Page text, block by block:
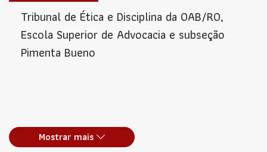
Tribunal de Ética e Disciplina da OAB/RO,
Escola Superior de Advocacia e subseção
Pimenta Bueno
Mostrar mais